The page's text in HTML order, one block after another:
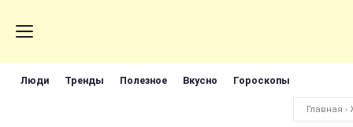
Люди Тренды Полезное Вкусно Гороскопы
Главная ›